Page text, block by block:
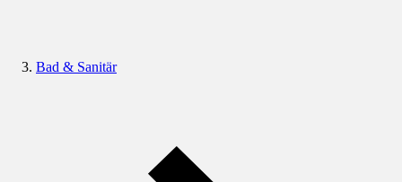
Bad & Sanitär